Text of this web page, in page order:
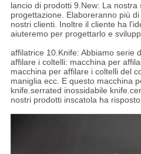
lancio di prodotti 9.New: La
progettazione. Elaboreranno più
nostri clienti. Inoltre il cliente ha
aiuteremo per progettarlo e
affilatrice 10.Knife: Abbiamo serie
affilare i coltelli: macchina per
macchina per affilare i coltelli del
maniglia ecc. E questo macchina
knife.serrated inossidabile
nostri prodotti inscatola ha